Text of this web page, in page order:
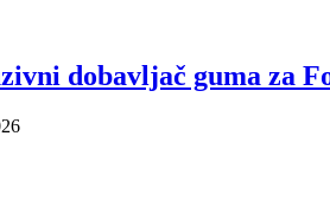
dobavljač guma za